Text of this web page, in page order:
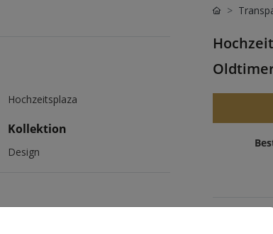
Hochzeitsplaza
Kollektion
Design
Formate